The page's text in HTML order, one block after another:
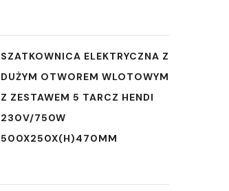
SZATKOWNICA ELEKTRYCZNA Z
DUŻYM OTWOREM WLOTOWYM
Z ZESTAWEM 5 TARCZ HENDI
230V/750W
500X250X(H)470MM